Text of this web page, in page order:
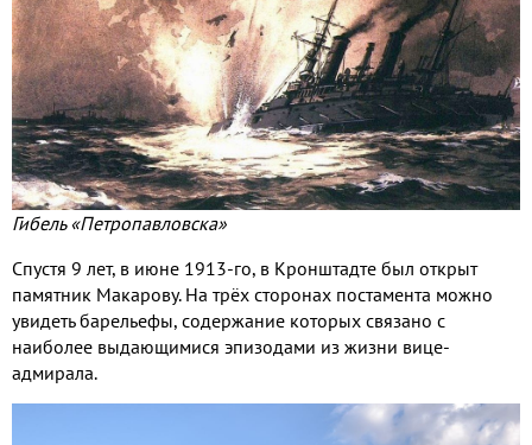
Гибель «Петропавловска»
Спустя 9 лет, в июне 1913-го, в Кронштадте был открыт
памятник Макарову. На трёх сторонах постамента можно
увидеть барельефы, содержание которых связано с
наиболее выдающимися эпизодами из жизни вице-
адмирала.